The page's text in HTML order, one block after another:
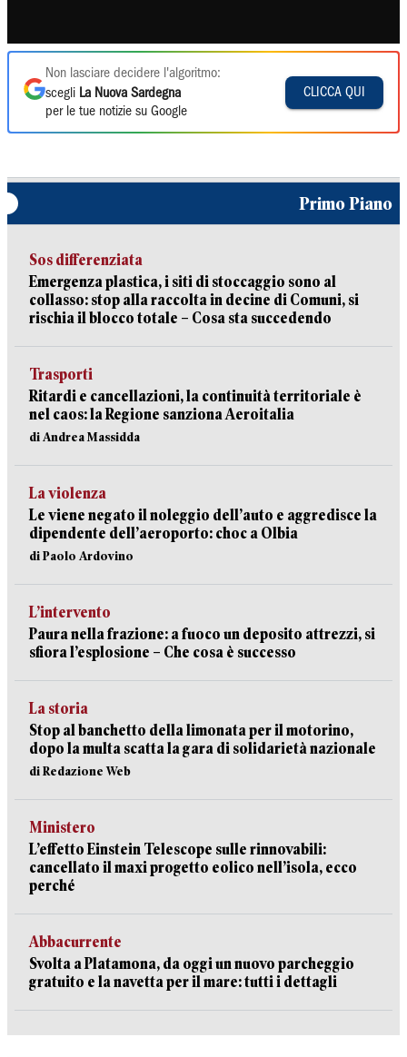
Non lasciare decidere l'algoritmo:
scegli La Nuova Sardegna
per le tue notizie su Google
CLICCA QUI
Primo Piano
Sos differenziata
Emergenza plastica, i siti di stoccaggio sono al
collasso: stop alla raccolta in decine di Comuni, si
rischia il blocco totale – Cosa sta succedendo
Trasporti
Ritardi e cancellazioni, la continuità territoriale è
nel caos: la Regione sanziona Aeroitalia
di Andrea Massidda
La violenza
Le viene negato il noleggio dell’auto e aggredisce la
dipendente dell’aeroporto: choc a Olbia
di Paolo Ardovino
L’intervento
Paura nella frazione: a fuoco un deposito attrezzi, si
sfiora l’esplosione – Che cosa è successo
La storia
Stop al banchetto della limonata per il motorino,
dopo la multa scatta la gara di solidarietà nazionale
di Redazione Web
Ministero
L’effetto Einstein Telescope sulle rinnovabili:
cancellato il maxi progetto eolico nell’isola, ecco
perché
Abbacurrente
Svolta a Platamona, da oggi un nuovo parcheggio
gratuito e la navetta per il mare: tutti i dettagli